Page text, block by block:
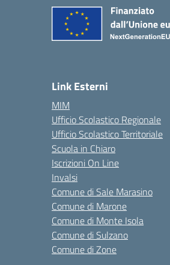
Link Esterni
MIM
Ufficio Scolastico Regionale
Ufficio Scolastico Territoriale
Scuola in Chiaro
Iscrizioni On Line
Invalsi
Comune di Sale Marasino
Comune di Marone
Comune di Monte Isola
Comune di Sulzano
Comune di Zone